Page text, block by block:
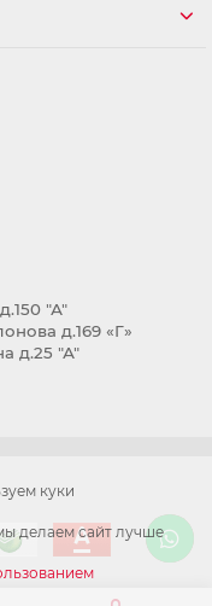
куки
делаем сайт лучше
"А"
д.169 «Г»
д.25 "А"